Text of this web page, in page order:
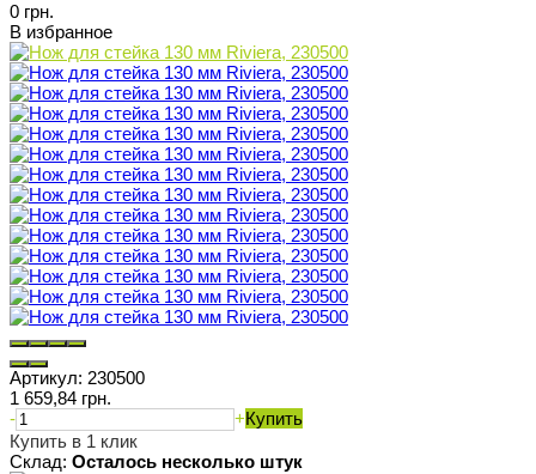
0 грн.
В избранное
Артикул: 230500
1 659,84 грн.
-
+Купить
Купить в 1 клик
Склад: Осталось несколько штук